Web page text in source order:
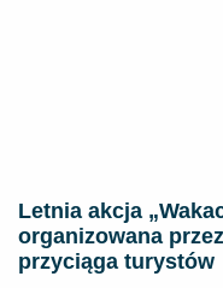
Letnia akcja
organizowana
przyciąga turystów